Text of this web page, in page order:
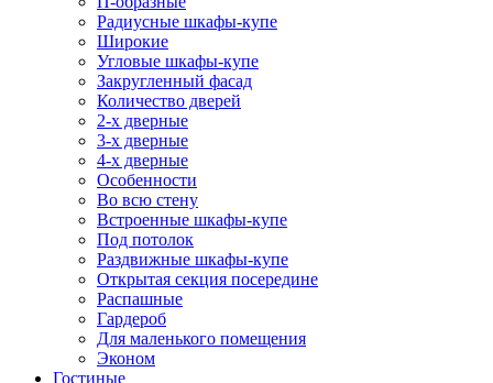
Радиусные шкафы-купе
Широкие
Угловые шкафы-купе
Закругленный фасад
Количество дверей
2-х дверные
3-х дверные
4-х дверные
Особенности
Во всю стену
Встроенные шкафы-купе
Под потолок
Раздвижные шкафы-купе
Открытая секция посередине
Распашные
Гардероб
Для маленького помещения
Эконом
Гостиные